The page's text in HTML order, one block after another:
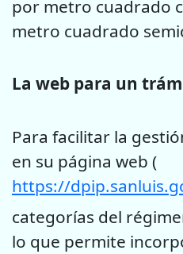
por metro cuadrado
metro cuadrado
La web para un
Para facilitar la
en su página web (
https://
categorías del
lo que permite